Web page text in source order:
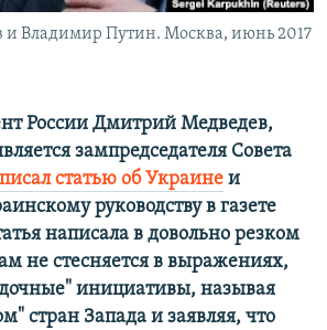
Владимир Путин. Москва, июнь 2017
России Дмитрий Медведев,
зампредседателя Совета
статью об Украине и
руководству в газете
написала в довольно резком
не стесняется в выражениях,
инициативы, называя
стран Запада и заявляя, что